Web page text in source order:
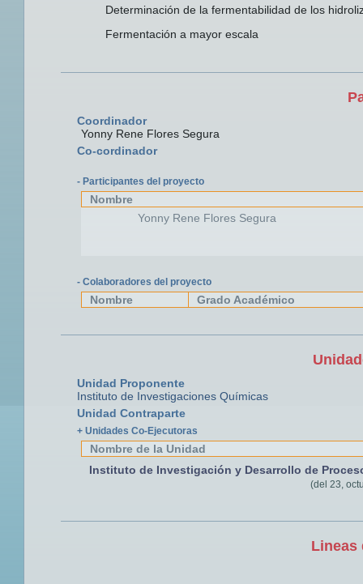
Determinación de la fermentabilidad de los
Fermentación a mayor escala
Coordinador
Yonny Rene Flores Segura
Co-cordinador
- Participantes del proyecto
Nombre
Yonny Rene Flores Segura
- Colaboradores del proyecto
Nombre Grado Académico
Unidad Proponente
Instituto de Investigaciones Químicas
Unidad Contraparte
+ Unidades Co-Ejecutoras
Nombre de la Unidad
Instituto de Investigación y Desarrollo de
(del 23,
Lineas